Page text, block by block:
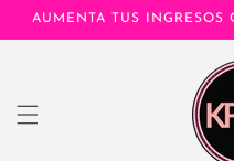
directamente
al contenido
AUMENTA TUS INGRESOS